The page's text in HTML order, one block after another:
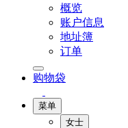
概览
账户信息
地址簿
订单
购物袋
菜单
女士